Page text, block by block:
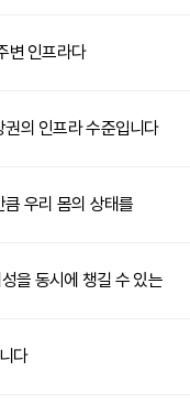
변 인프라다
의 인프라 수준입니다
우리 몸의 상태를
을 동시에 챙길 수 있는
다